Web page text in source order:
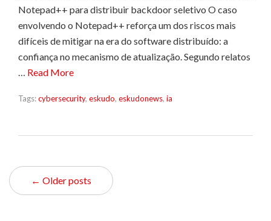
Notepad++ para distribuir backdoor seletivo O caso
envolvendo o Notepad++ reforça um dos riscos mais
difíceis de mitigar na era do software distribuído: a
confiança no mecanismo de atualização. Segundo relatos
… Read More
Tags:cybersecurity, eskudo, eskudonews, ia
← Older posts